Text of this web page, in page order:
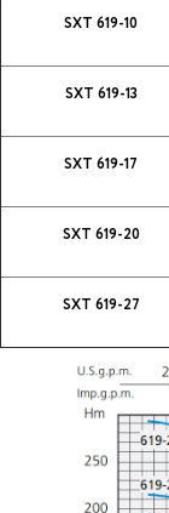
SXT 619-10
SXT 619-13
SXT 619-17
SXT 619-20
SXT 619-27